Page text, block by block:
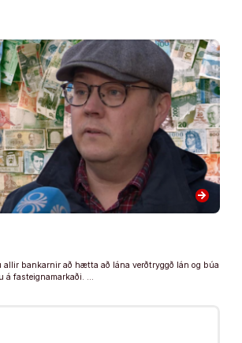
arrow_forward
allir bankarnir að hætta að lána verðtryggð lán og búa
á fasteignamarkaði. …